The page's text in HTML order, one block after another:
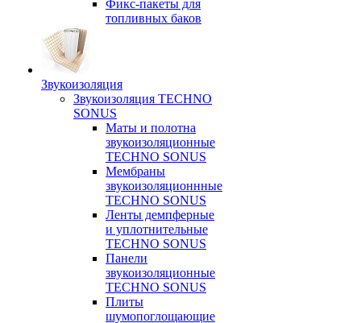
Фикс-пакеты для
топливных баков
Звукоизоляция
Звукоизоляция TECHNO
SONUS
Маты и полотна
звукоизоляционные
TECHNO SONUS
Мембраны
звукоизоляционнные
TECHNO SONUS
Ленты демпферные
и уплотнительные
TECHNO SONUS
Панели
звукоизоляционные
TECHNO SONUS
Плиты
шумопоглощающие